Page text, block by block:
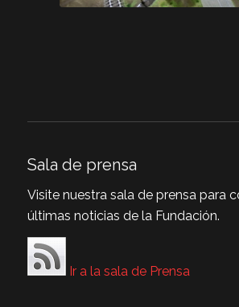
Sala de prensa
Visite nuestra sala de prensa para
últimas noticias de la Fundación.
Ir a la sala de Prensa